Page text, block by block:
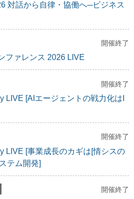
対話から自律・協働へ─ビジネス
開催終了
ファレンス 2026 LIVE
開催終了
LIVE [AIエージェントの戦力化はI
開催終了
LIVE [事業成長のカギは[情シスの
テム開発]
開催終了